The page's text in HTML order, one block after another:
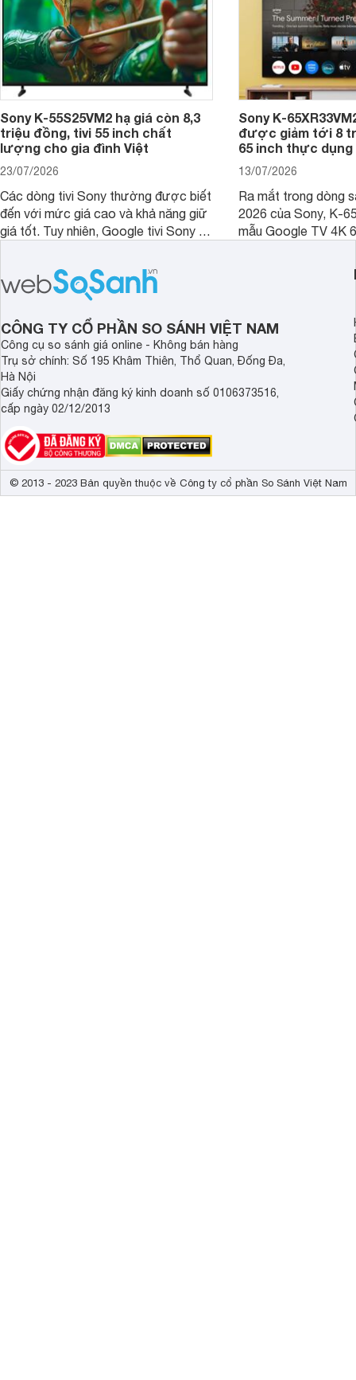
Sony K-55S25VM2 hạ giá còn 8,3
triệu đồng, tivi 55 inch chất
lượng cho gia đình Việt
23/07/2026
Các dòng tivi Sony thường được biết
đến với mức giá cao và khả năng giữ
giá tốt. Tuy nhiên, Google tivi Sony 55
hợp đáng chú ý khi có mức giá dễ
tiếp cận hơn dù mới ra mắt trong năm
Sony K-
được giảm tới 8
65 inch thực
13/07/2026
Ra mắt trong dòng
2026 của Sony, K-
mẫu Google TV 4K
tảng Google TV
nghệ hỗ trợ nâng
CÔNG TY CỔ PHẦN SO SÁNH VIỆT NAM
Công cụ so sánh giá online - Không bán hàng
Trụ sở chính: Số 195 Khâm Thiên, Thổ Quan, Đống Đa,
Hà Nội
Giấy chứng nhận đăng ký kinh doanh số 0106373516,
cấp ngày 02/12/2013
© 2013 - 2023 Bản quyền thuộc về Công ty cổ phần So Sánh Việt Nam